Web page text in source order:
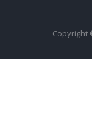
Copyright